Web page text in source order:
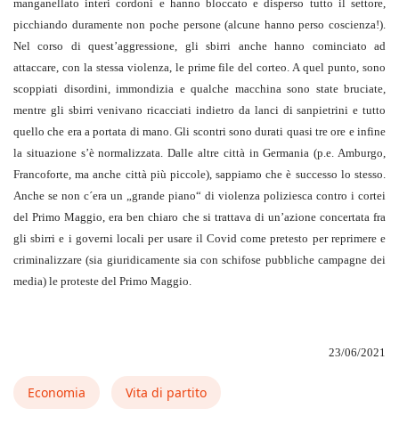
manganellato interi cordoni e hanno bloccato e disperso tutto il settore,
picchiando duramente non poche persone (alcune hanno perso coscienza!).
Nel corso di quest’aggressione, gli sbirri anche hanno cominciato ad
attaccare, con la stessa violenza, le prime file del corteo. A quel punto, sono
scoppiati disordini, immondizia e qualche macchina sono state bruciate,
mentre gli sbirri venivano ricacciati indietro da lanci di sanpietrini e tutto
quello che era a portata di mano. Gli scontri sono durati quasi tre ore e infine
la situazione s’è normalizzata. Dalle altre città in Germania (p.e. Amburgo,
Francoforte, ma anche città più piccole), sappiamo che è successo lo stesso.
Anche se non c´era un „grande piano“ di violenza poliziesca contro i cortei
del Primo Maggio, era ben chiaro che si trattava di un’azione concertata fra
gli sbirri e i governi locali per usare il Covid come pretesto per reprimere e
criminalizzare (sia giuridicamente sia con schifose pubbliche campagne dei
media) le proteste del Primo Maggio.
23/06/2021
Economia Vita di partito